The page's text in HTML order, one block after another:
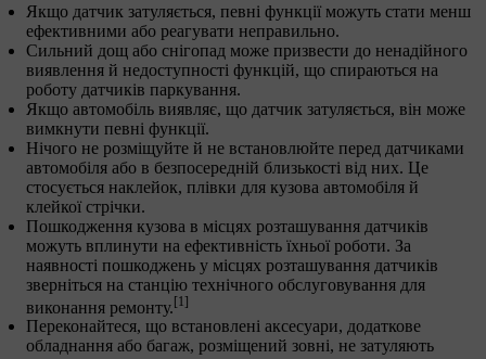
Якщо датчик затуляється, певні функції можуть стати менш
ефективними або реагувати неправильно.
Сильний дощ або снігопад може призвести до ненадійного
виявлення й недоступності функцій, що спираються на
роботу датчиків паркування.
Якщо автомобіль виявляє, що датчик затуляється, він може
вимкнути певні функції.
Нічого не розміщуйте й не встановлюйте перед датчиками
автомобіля або в безпосередній близькості від них. Це
стосується наклейок, плівки для кузова автомобіля й
клейкої стрічки.
Пошкодження кузова в місцях розташування датчиків
можуть вплинути на ефективність їхньої роботи. За
наявності пошкоджень у місцях розташування датчиків
зверніться на станцію технічного обслуговування для
виконання ремонту. [1]
Переконайтеся, що встановлені аксесуари, додаткове
обладнання або багаж, розміщений зовні, не затуляють